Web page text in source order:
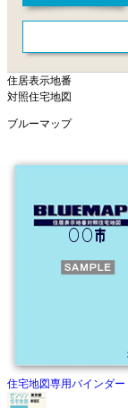
住居表示地番
対照住宅地図
ブルーマップ
住宅地図専用バインダー